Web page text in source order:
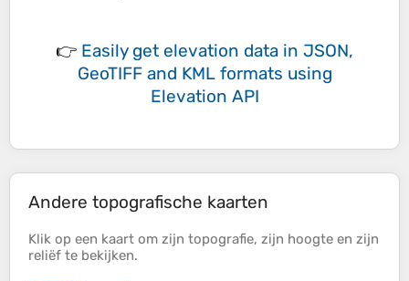
👉 Easily get elevation data in JSON,
GeoTIFF and KML formats using
Elevation API
Andere topografische kaarten
Klik op een kaart om zijn topografie, zijn hoogte en zijn
reliëf te bekijken.